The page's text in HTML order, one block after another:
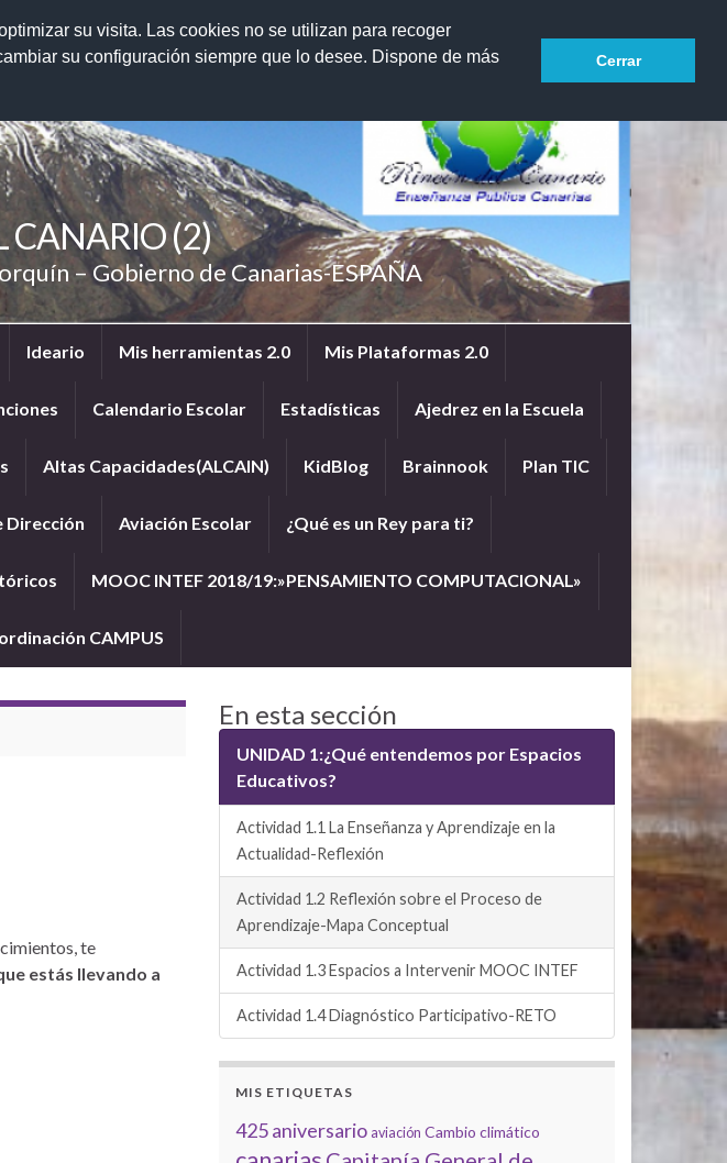
su visita. Las cookies no se utilizan para recoger
su configuración siempre que lo desee. Dispone de más
Cerrar
Search for:
CANARIO (2)
– Gobierno de Canarias-ESPAÑA
Ideario Mis herramientas 2.0 Mis Plataformas 2.0
Calendario Escolar Estadísticas Ajedrez en la Escuela
Altas Capacidades(ALCAIN) KidBlog Brainnook Plan TIC
Dirección Aviación Escolar ¿Qué es un Rey para ti?
MOOC INTEF 2018/19:»PENSAMIENTO COMPUTACIONAL»
CAMPUS
te
estás llevando a
En esta sección
UNIDAD 1:¿Qué entendemos por Espacios
Educativos?
Actividad 1.1 La Enseñanza y Aprendizaje en la
Actualidad-Reflexión
Actividad 1.2 Reflexión sobre el Proceso de
Aprendizaje-Mapa Conceptual
Actividad 1.3 Espacios a Intervenir MOOC INTEF
Actividad 1.4 Diagnóstico Participativo-RETO
MIS ETIQUETAS
425 aniversario aviación Cambio climático